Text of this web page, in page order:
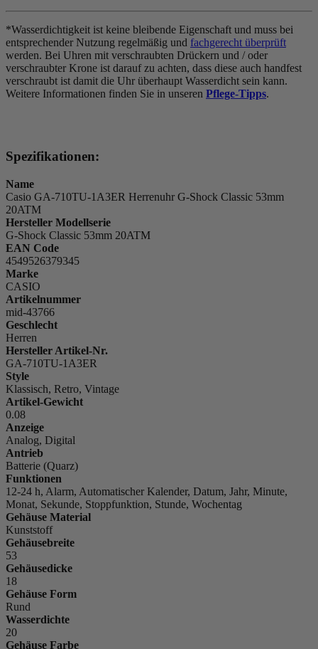
*Wasserdichtigkeit ist keine bleibende Eigenschaft und muss bei
entsprechender Nutzung regelmäßig und fachgerecht überprüft
werden. Bei Uhren mit verschraubten Drückern und / oder
verschraubter Krone ist darauf zu achten, dass diese auch handfest
verschraubt ist damit die Uhr überhaupt Wasserdicht sein kann.
Weitere Informationen finden Sie in unseren Pflege-Tipps.
Spezifikationen:
Name
Casio GA-710TU-1A3ER Herrenuhr G-Shock Classic 53mm
20ATM
Hersteller Modellserie
G-Shock Classic 53mm 20ATM
EAN Code
4549526379345
Marke
CASIO
Artikelnummer
mid-43766
Geschlecht
Herren
Hersteller Artikel-Nr.
GA-710TU-1A3ER
Style
Klassisch, Retro, Vintage
Artikel-Gewicht
0.08
Anzeige
Analog, Digital
Antrieb
Batterie (Quarz)
Funktionen
12-24 h, Alarm, Automatischer Kalender, Datum, Jahr, Minute,
Monat, Sekunde, Stoppfunktion, Stunde, Wochentag
Gehäuse Material
Kunststoff
Gehäusebreite
53
Gehäusedicke
18
Gehäuse Form
Rund
Wasserdichte
20
Gehäuse Farbe